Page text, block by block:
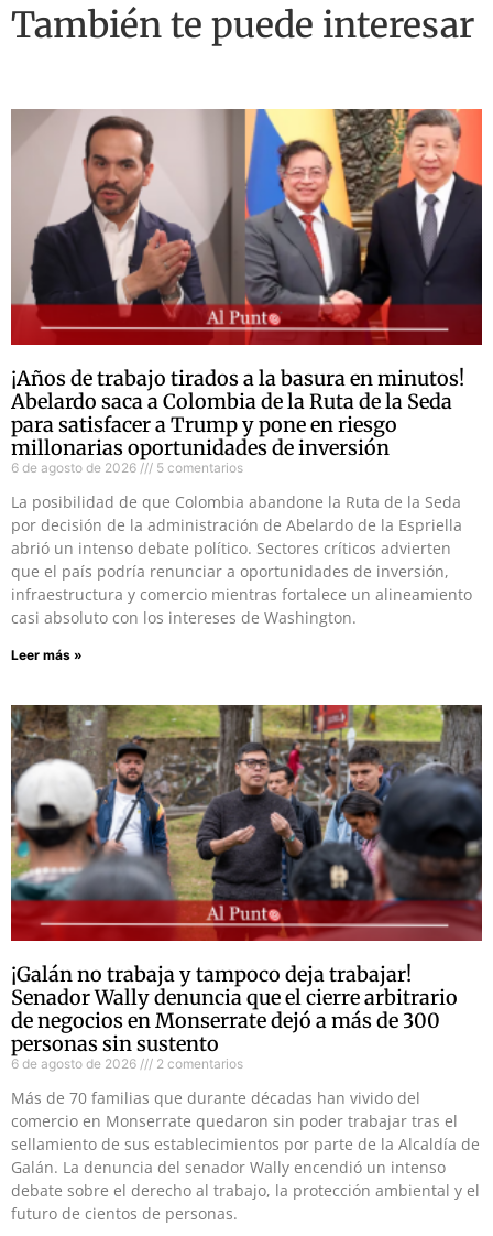
También te puede interesar
¡Años de trabajo tirados a la basura en minutos!
Abelardo saca a Colombia de la Ruta de la Seda
para satisfacer a Trump y pone en riesgo
millonarias oportunidades de inversión
6 de agosto de 2026 5 comentarios
La posibilidad de que Colombia abandone la Ruta de la Seda
por decisión de la administración de Abelardo de la Espriella
abrió un intenso debate político. Sectores críticos advierten
que el país podría renunciar a oportunidades de inversión,
infraestructura y comercio mientras fortalece un alineamiento
casi absoluto con los intereses de Washington.
Leer más »
¡Galán no trabaja y tampoco deja trabajar!
Senador Wally denuncia que el cierre arbitrario
de negocios en Monserrate dejó a más de 300
personas sin sustento
6 de agosto de 2026 2 comentarios
Más de 70 familias que durante décadas han vivido del
comercio en Monserrate quedaron sin poder trabajar tras el
sellamiento de sus establecimientos por parte de la Alcaldía de
Galán. La denuncia del senador Wally encendió un intenso
debate sobre el derecho al trabajo, la protección ambiental y el
futuro de cientos de personas.